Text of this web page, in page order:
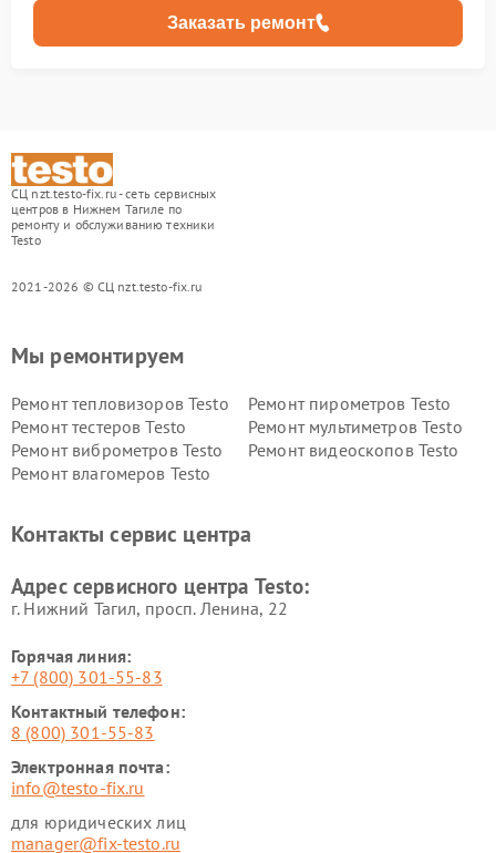
Заказать ремонт
СЦ nzt.testo-fix.ru - сеть сервисных
центров в Нижнем Тагиле по
ремонту и обслуживанию техники
Testo
2021-2026 © СЦ nzt.testo-fix.ru
Мы ремонтируем
Ремонт тепловизоров Testo
Ремонт пирометров Testo
Ремонт тестеров Testo
Ремонт мультиметров Testo
Ремонт виброметров Testo
Ремонт видеоскопов Testo
Ремонт влагомеров Testo
Контакты сервис центра
Адрес сервисного центра Testo:
г. Нижний Тагил, просп. Ленина, 22
Горячая линия:
+7 (800) 301-55-83
Контактный телефон:
8 (800) 301-55-83
Электронная почта:
info@testo-fix.ru
для юридических лиц
manager@fix-testo.ru